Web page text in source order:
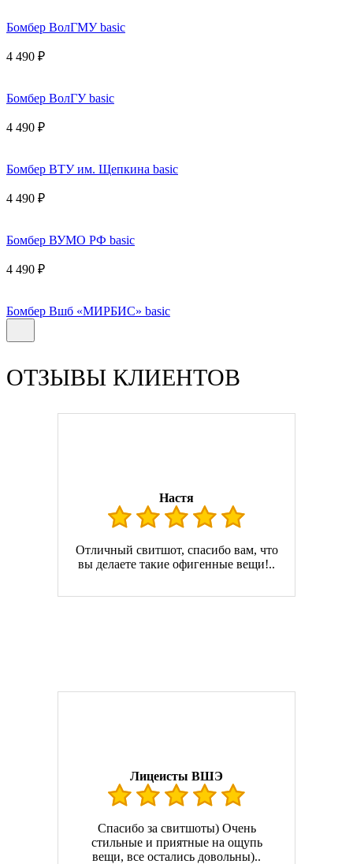
Бомбер ВолГМУ basic
4 490 ₽
Бомбер ВолГУ basic
4 490 ₽
Бомбер ВТУ им. Щепкина basic
4 490 ₽
Бомбер ВУМО РФ basic
4 490 ₽
Бомбер Вшб «МИРБИС» basic
ОТЗЫВЫ КЛИЕНТОВ
Настя
Отличный свитшот, спасибо вам, что
вы делаете такие офигенные вещи!..
Лицеисты ВШЭ
Спасибо за свитшоты) Очень
стильные и приятные на ощупь
вещи, все остались довольны)..